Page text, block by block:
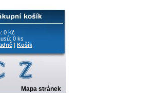
0 Kč
0 ks
| Košík
Mapa stránek